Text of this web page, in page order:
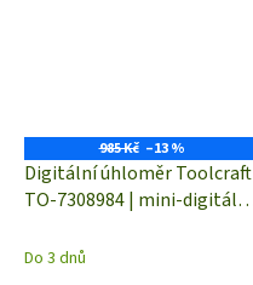
985 Kč –13 %
Digitální úhloměr Toolcraft
TO-7308984 | mini-digitální
Do 3 dnů